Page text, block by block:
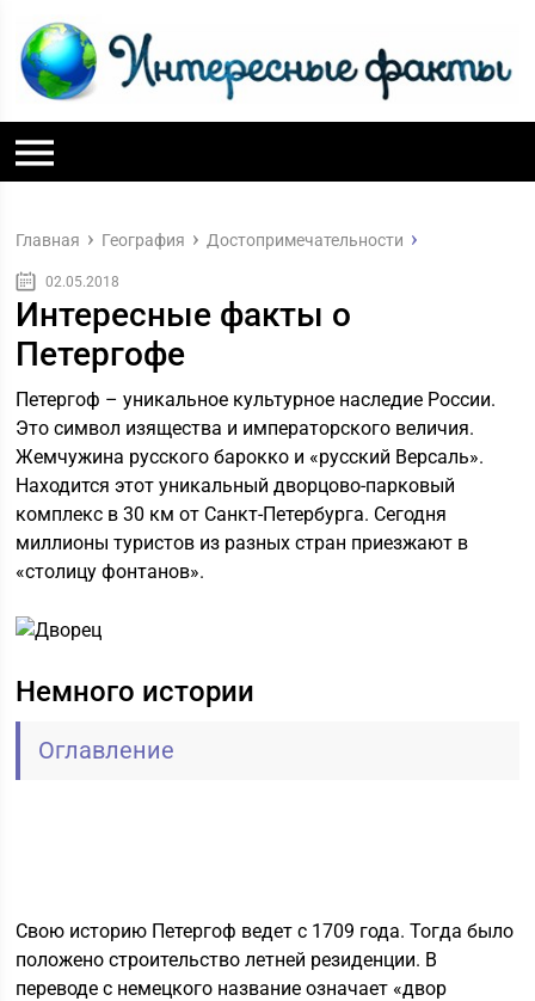
Главная География Достопримечательности
02.05.2018
Интересные факты о
Петергофе
Петергоф – уникальное культурное наследие России.
Это символ изящества и императорского величия.
Жемчужина русского барокко и «русский Версаль».
Находится этот уникальный дворцово-парковый
комплекс в 30 км от Санкт-Петербурга. Сегодня
миллионы туристов из разных стран приезжают в
«столицу фонтанов».
Немного истории
Оглавление
Свою историю Петергоф ведет с 1709 года. Тогда было
положено строительство летней резиденции. В
переводе с немецкого название означает «двор